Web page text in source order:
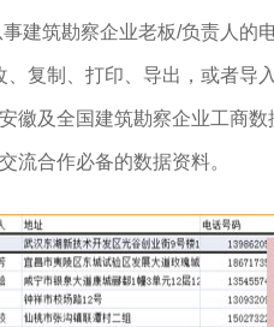
建筑勘察企业老板/负责人的
复制、打印、导出，或者导
徽及全国建筑勘察企业工商
流合作必备的数据资料。